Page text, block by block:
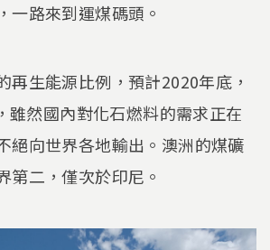
一路來到運煤碼頭。
再生能源比例，預計2020年底，
雖然國內對化石燃料的需求正在
絕向世界各地輸出。澳洲的煤礦
第二，僅次於印尼。